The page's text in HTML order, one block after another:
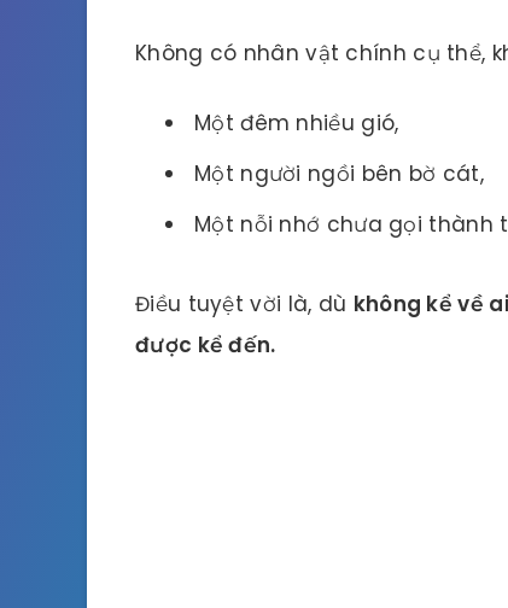
Không có nhân vật chính cụ thể,
Một đêm nhiều gió,
Một người ngồi bên bờ cát,
Một nỗi nhớ chưa gọi thành
Điều tuyệt vời là, dù không kể về
được kể đến.